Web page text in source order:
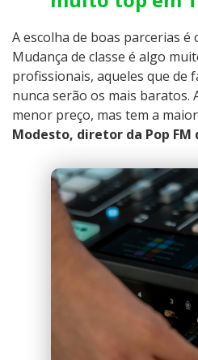
A escolha de boas parcerias é
Mudança de classe é algo
profissionais, aqueles que de
nunca serão os mais baratos.
menor preço, mas tem a
Modesto, diretor da Pop FM